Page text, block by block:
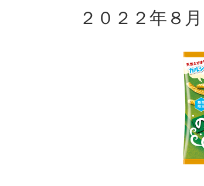
２０２２年８